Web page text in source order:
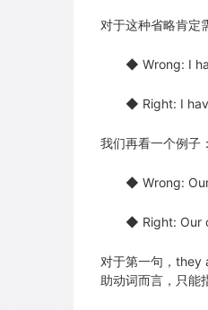
对于这种省略肯定
◆ Wrong: I
◆ Right: I have
我们再看一个例子：
◆ Wrong: Our
◆ Right: Our
对于第一句，
助动词而言，只能